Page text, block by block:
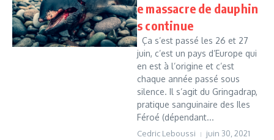
e massacre de dauphin
s continue
Ça s’est passé les 26 et 27
juin, c’est un pays d’Europe qui
en est à l’origine et c’est
chaque année passé sous
silence. Il s’agit du Gringadrap,
pratique sanguinaire des Iles
Féroé (dépendant...
Cedric Leboussi juin 30, 2021